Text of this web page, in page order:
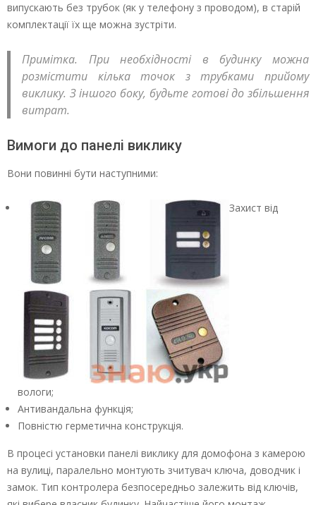
випускають без трубок (як у телефону з проводом), в старій
комплектації їх ще можна зустріти.
Примітка. При необхідності в будинку можна
розмістити кілька точок з трубками прийому
виклику. З іншого боку, будьте готові до збільшення
витрат.
Вимоги до панелі виклику
Вони повинні бути наступними:
Захист від
вологи;
Антивандальна функція;
Повністю герметична конструкція.
В процесі установки панелі виклику для домофона з камерою
на вулиці, паралельно монтують зчитувач ключа, доводчик і
замок. Тип контролера безпосередньо залежить від ключів,